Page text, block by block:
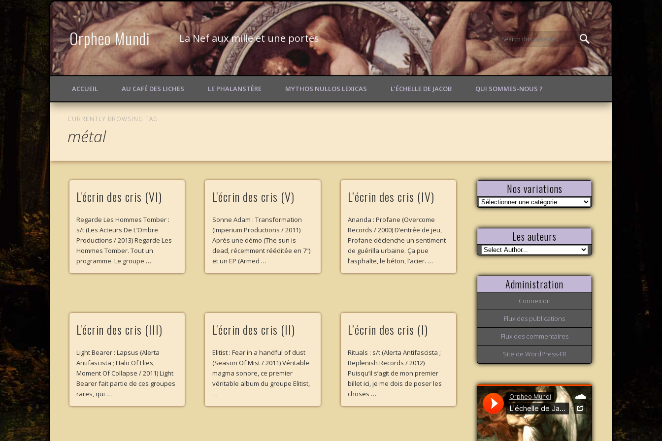
Orpheo Mundi La Nef aux mille et une portes
ACCUEIL AU CAFÉ DES LICHES LE PHALANSTÈRE MYTHOS NULLOS LEXICAS L’ÉCHELLE DE JACOB QUI SOMMES-NOUS ?
CURRENTLY BROWSING TAG
métal
L'écrin des cris (VI)
Regarde Les Hommes Tomber :
s/t (Les Acteurs De L’Ombre
Productions / 2013) Regarde Les
Hommes Tomber. Tout un
programme. Le groupe …
L'écrin des cris (V)
Sonne Adam : Transformation
(Imperium Productions / 2011)
Après une démo (The sun is
dead, récemment rééditée en 7”)
et un EP (Armed …
L’écrin des cris (IV)
Ananda : Profane (Overcome
Records / 2000) D’entrée de jeu,
Profane déclenche un sentiment
de guérilla urbaine. Ça pue
l’asphalte, le béton, l’acier. …
L'écrin des cris (III)
Light Bearer : Lapsus (Alerta
Antifascista ; Halo Of Flies,
Moment Of Collapse / 2011) Light
Bearer fait partie de ces groupes
rares, qui …
L'écrin des cris (II)
Elitist : Fear in a handful of dust
(Season Of Mist / 2011) Véritable
magma sonore, ce premier
véritable album du groupe Elitist,
…
L’écrin des cris (I)
Rituals : s/t (Alerta Antifascista ;
Replenish Records / 2012)
Puisqu’il s’agit de mon premier
billet ici, je me dois de poser les
choses …
Nos variations
Nos
variations
Les auteurs
Administration
Connexion
Flux des publications
Flux des commentaires
Site de WordPress-FR